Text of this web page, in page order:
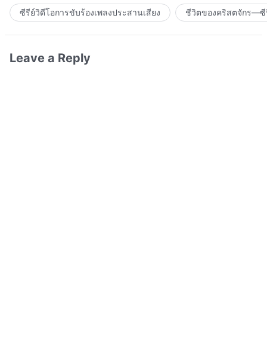
ซีรีย์วิดีโอการขับร้องเพลงประสานเสียง ชีวิตของคริสตจักร—ซี
Leave a Reply